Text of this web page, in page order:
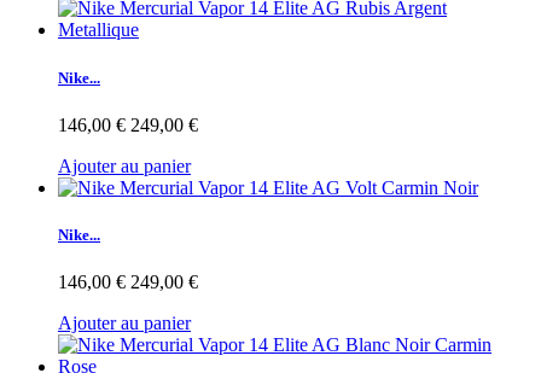
Nike...
146,00 € 249,00 €
Ajouter au panier
Nike...
146,00 € 249,00 €
Ajouter au panier